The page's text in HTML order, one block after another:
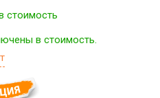
стоимость
в стоимость.